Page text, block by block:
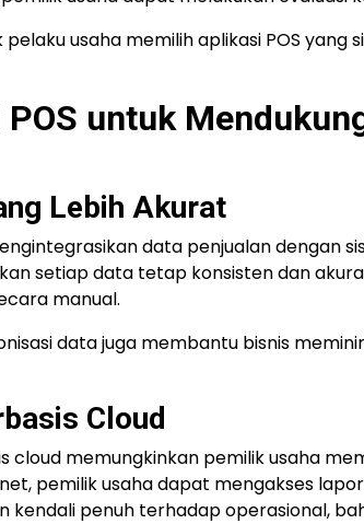
usaha memilih aplikasi POS yang
untuk
Lebih Akurat
data penjualan dengan
setiap data tetap konsisten dan
manual.
data juga membantu bisnis
Cloud
cloud memungkinkan pemilik usaha
pemilik usaha dapat mengakses
kendali penuh terhadap operasional,